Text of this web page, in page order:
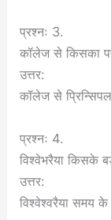
प्रश्नः 3.
कॉलेज से किसका
उत्तर:
कॉलेज से
प्रश्नः 4.
विश्वेभरैया किसके
उत्तर:
विश्वेश्वरैया समय